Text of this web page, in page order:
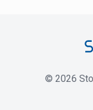
© 2026